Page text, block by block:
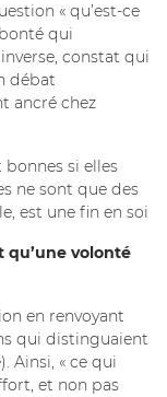
« qu’est-ce
qui
constat qui
débat
ancré chez
si elles
ne sont que des
est une fin en soi
qu’une volonté
en renvoyant
qui distinguaient
Ainsi, « ce qui
et non pas